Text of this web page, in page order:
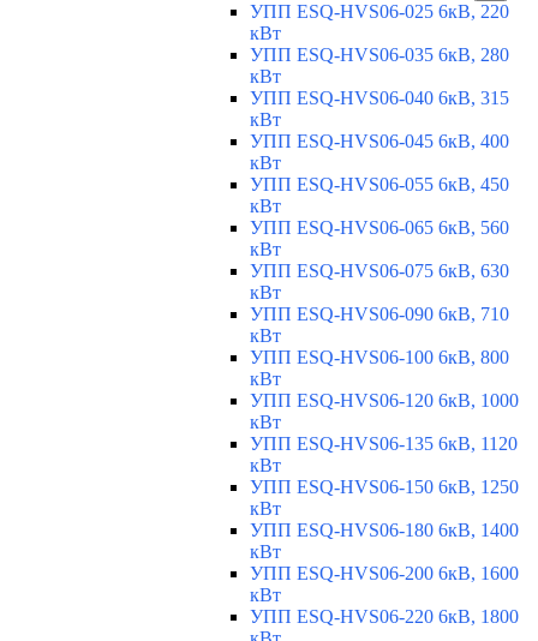
УПП ESQ-HVS06-025 6кВ, 220
кВт
УПП ESQ-HVS06-035 6кВ, 280
кВт
УПП ESQ-HVS06-040 6кВ, 315
кВт
УПП ESQ-HVS06-045 6кВ, 400
кВт
УПП ESQ-HVS06-055 6кВ, 450
кВт
УПП ESQ-HVS06-065 6кВ, 560
кВт
УПП ESQ-HVS06-075 6кВ, 630
кВт
УПП ESQ-HVS06-090 6кВ, 710
кВт
УПП ESQ-HVS06-100 6кВ, 800
кВт
УПП ESQ-HVS06-120 6кВ, 1000
кВт
УПП ESQ-HVS06-135 6кВ, 1120
кВт
УПП ESQ-HVS06-150 6кВ, 1250
кВт
УПП ESQ-HVS06-180 6кВ, 1400
кВт
УПП ESQ-HVS06-200 6кВ, 1600
кВт
УПП ESQ-HVS06-220 6кВ, 1800